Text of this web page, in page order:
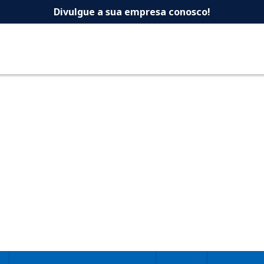
-Dicas
Divulgue a sua empresa conosco!